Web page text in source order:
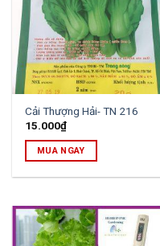
Cải Thượng Hải- TN 216
15.000₫
MUA NGAY